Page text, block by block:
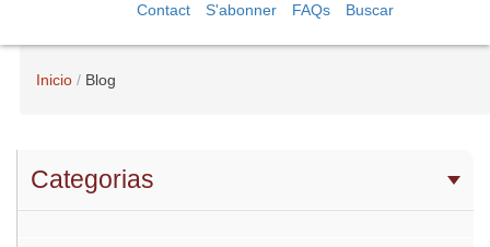
Contact S'abonner FAQs Buscar
Inicio Blog
Categorias